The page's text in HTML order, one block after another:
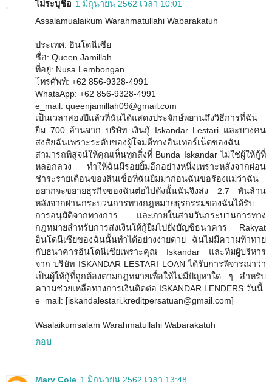
ไม่ระบุชื่อ 1 มิถุนายน 2562 เวลา 10:01
Assalamualaikum Warahmatullahi Wabarakatuh
ประเทศ: อินโดนีเซีย
ชื่อ: Queen Jamillah
ที่อยู่: Nusa Lembongan
โทรศัพท์: +62 856-9328-4991
WhatsApp: +62 856-9328-4991
e_mail: queenjamillah09@gmail.com
เป็นเวลาสองปีแล้วที่ฉันได้แสดงประจักษ์พยานถึงวิธีการที่ฉัน
ยืม 700 ล้านจาก บริษัท เงินกู้ Iskandar Lestari และบางคน
สงสัยฉันเพราะระดับของผู้โจมตีทางอินเทอร์เน็ตของฉัน
สามารถพิสูจน์ให้คุณเห็นทุกสิ่งที่ Bunda Iskandar ไม่ใช่ผู้ให้กู้ที่
หลอกลวง ทำให้ฉันมีรอยยิ้มอีกอย่างหนึ่งเพราะหลังจากผ่อน
ชำระรายเดือนของสินเชื่อที่ฉันยืมมาก่อนฉันขอร้องแม่ว่าฉัน
อยากจะขยายธุรกิจของฉันต่อไปดังนั้นฉันจึงส่ง 2.7 พันล้าน
หลังจากผ่านกระบวนการทางกฎหมายธุรกรรมของฉันได้รับ
การอนุมัติจากทางการ และภายในสามวันกระบวนการทาง
กฎหมายสำหรับการส่งเงินให้กู้ยืมไปยังบัญชีธนาคาร Rakyat
อินโดนีเซียของฉันนั้นทำได้อย่างง่ายดาย ฉันไม่มีความท้าทาย
กับธนาคารอินโดนีเซียเพราะคุณ Iskandar และทีมผู้บริหาร
จาก บริษัท ISKANDAR LESTARI LOAN ได้รับการพิจารณาว่า
เป็นผู้ให้กู้ที่ถูกต้องตามกฎหมายเพื่อให้ไม่มีปัญหาใด ๆ สำหรับ
ความช่วยเหลือทางการเงินติดต่อ ISKANDAR LENDERS วันนี้
e_mail: [iskandalestari.kreditpersatuan@gmail.com]
Waalaikumsalam Warahmatullahi Wabarakatuh
ตอบ
Mary Cole 1 มิถุนายน 2562 เวลา 13:48